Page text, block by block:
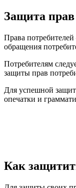
Защита прав
Права
обращения
Потребителям
защиты прав
Для успешной
опечатки и
Как